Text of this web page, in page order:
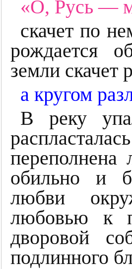
«О, Русь —
скачет по
рождается
земли скачет
а кругом
В реку
обильно и
любви
любовью к
дворовой
подлинного